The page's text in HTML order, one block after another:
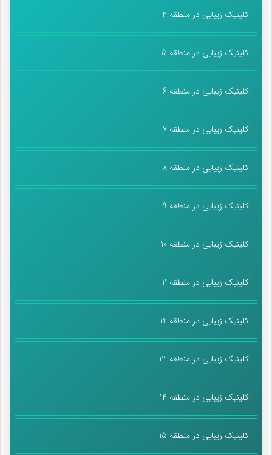
کلینیک زیبایی در منطقه 4
کلینیک زیبایی در منطقه 5
کلینیک زیبایی در منطقه 6
کلینیک زیبایی در منطقه 7
کلینیک زیبایی در منطقه 8
کلینیک زیبایی در منطقه 9
کلینیک زیبایی در منطقه 10
کلینیک زیبایی در منطقه 11
کلینیک زیبایی در منطقه 12
کلینیک زیبایی در منطقه 13
کلینیک زیبایی در منطقه 14
کلینیک زیبایی در منطقه 15